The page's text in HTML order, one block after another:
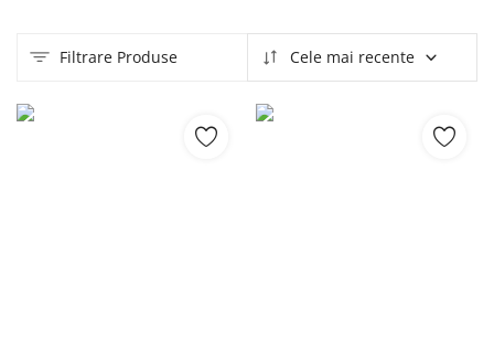
ContactFiltrare Produse Cele mai recente